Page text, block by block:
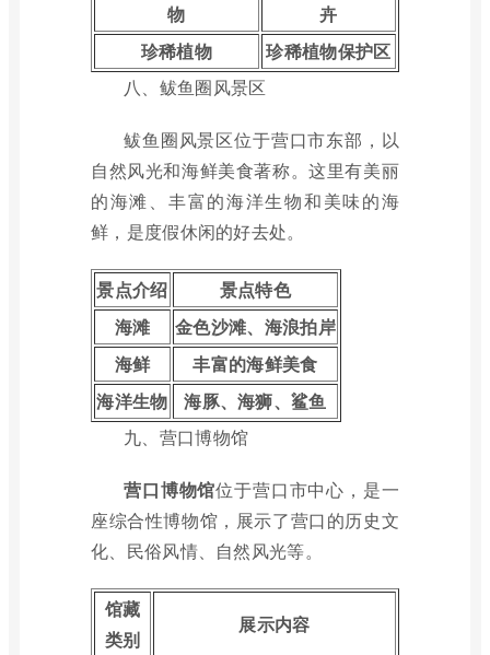
物
卉
珍稀植物
珍稀植物保护区
八、鲅鱼圈风景区
鲅鱼圈风景区位于营口市东部，以
自然风光和海鲜美食著称。这里有美丽
的海滩、丰富的海洋生物和美味的海
鲜，是度假休闲的好去处。
景点介绍
景点特色
海滩
金色沙滩、海浪拍岸
海鲜
丰富的海鲜美食
海洋生物
海豚、海狮、鲨鱼
九、营口博物馆
营口博物馆位于营口市中心，是一
座综合性博物馆，展示了营口的历史文
化、民俗风情、自然风光等。
馆藏
类别
展示内容